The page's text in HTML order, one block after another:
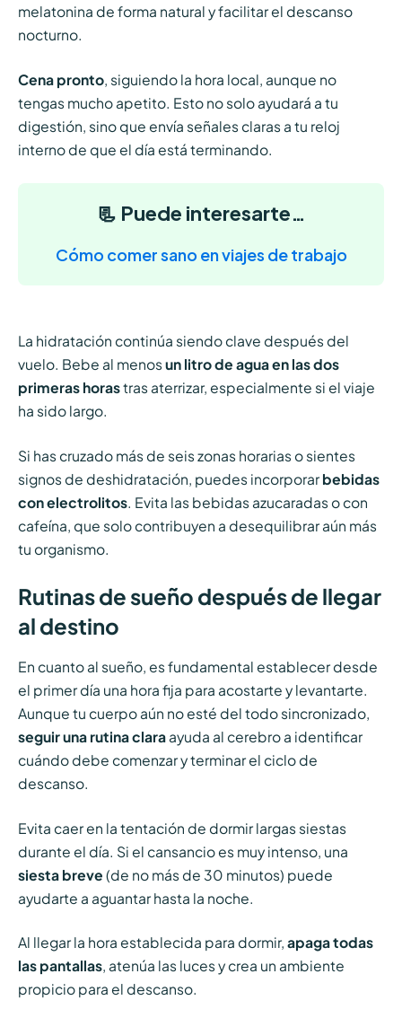
melatonina de forma natural y facilitar el descanso
nocturno.
Cena pronto, siguiendo la hora local, aunque no
tengas mucho apetito. Esto no solo ayudará a tu
digestión, sino que envía señales claras a tu reloj
interno de que el día está terminando.
📃 Puede interesarte…
Cómo comer sano en viajes de trabajo
La hidratación continúa siendo clave después del
vuelo. Bebe al menos un litro de agua en las dos
primeras horastras aterrizar, especialmente si el viaje
ha sido largo.
Si has cruzado más de seis zonas horarias o sientes
signos de deshidratación, puedes incorporar bebidas
con electrolitos. Evita las bebidas azucaradas o con
cafeína, que solo contribuyen a desequilibrar aún más
tu organismo.
Rutinas de sueño después de llegar
al destino
En cuanto al sueño, es fundamental establecer desde
el primer día una hora fija para acostarte y levantarte.
Aunque tu cuerpo aún no esté del todo sincronizado,
seguir una rutina claraayuda al cerebro a identificar
cuándo debe comenzar y terminar el ciclo de
descanso.
Evita caer en la tentación de dormir largas siestas
durante el día. Si el cansancio es muy intenso, una
siesta breve (de no más de 30 minutos) puede
ayudarte a aguantar hasta la noche.
Al llegar la hora establecida para dormir, apaga todas
las pantallas, atenúa las luces y crea un ambiente
propicio para el descanso.